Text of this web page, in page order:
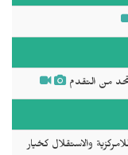
تحد من التقدم
والاستقلال كخيار